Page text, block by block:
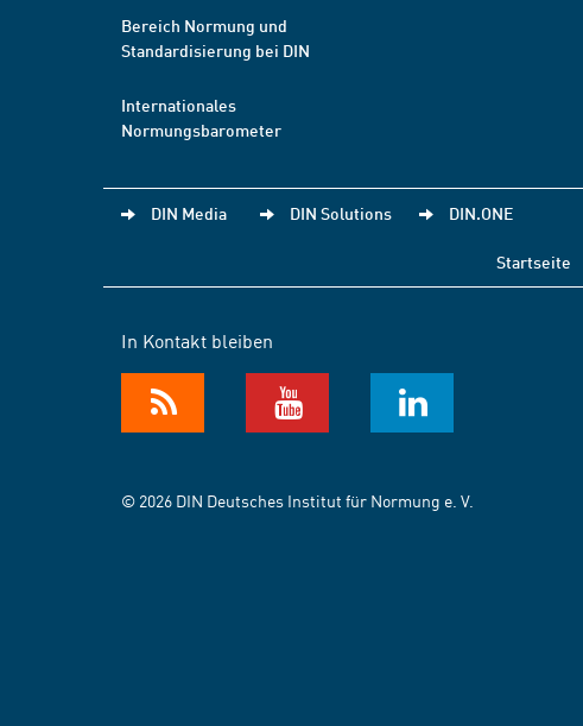
Bereich Normung und
Standardisierung bei DIN
Internationales
Normungsbarometer
DIN Media DIN Solutions DIN.ONE
Startseite
In Kontakt bleiben
© 2026 DIN Deutsches Institut für Normung e. V.